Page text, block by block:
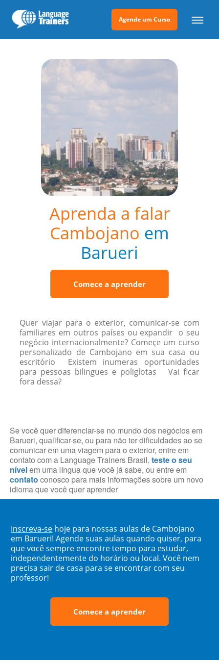
Agende um Curso
Aprenda a falar
Cambojano em
Barueri
Comece a aprender
Quer viajar para o exterior, comunicar-se com
familiares em outros países ou expandir o seu
negócio internacionalmente? Começe um curso
personalizado de Cambojano em sua casa ou
escritório Existem inumeras oportunidades
para pessoas bilingues e poliglotas Vai ficar
fora dessa?
Se você quer diferenciar-se no mundo dos negócios em
Barueri, qualificar-se, ou para não ter dificuldades ao se
comunicar em uma viagem para o exterior, entre em
contato com a Language Trainers Brasil, teste o seu
nívelem uma língua que você já sabe, ou entre em
contato conosco para mais informações sobre um novo
idioma que você quer aprender
Inscreva-se hoje para nossas aulas de Cambojano
em Barueri! Agende suas aulas quando quiser, para
que você sempre encontre tempo para estudar,
independentemente do horário ou local. Você nem
precisa sair de casa para se encontrar com seu
professor!
Comece a aprender